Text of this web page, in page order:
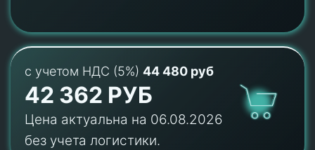
с учетом НДС (5%) 44 480 руб
42 362 РУБ
Цена актуальна на 06.08.2026
без учета логистики.